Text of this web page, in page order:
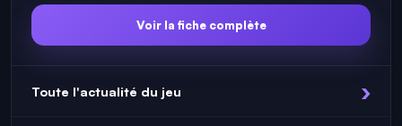
Voir la fiche complète
Toute l'actualité du jeu